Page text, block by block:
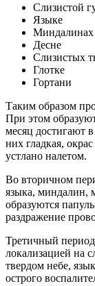
Слизистой
Языке
Миндалинах
Десне
Слизистых
Глотке
Гортани
Таким образом
При этом
месяц достигают
них гладкая,
устлано налетом.
Во вторичном
языка, миндалин,
образуются
раздражение
Третичный период
локализацией на
твердом небе,
острого